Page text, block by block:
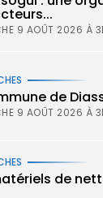
9 AOÛT 2026 À
de
9 AOÛT 2026 À
de